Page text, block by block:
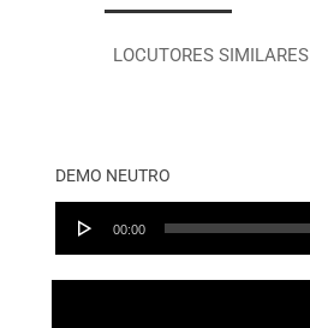
LOCUTORES SIMILARES
DEMO NEUTRO
Audio
00:00